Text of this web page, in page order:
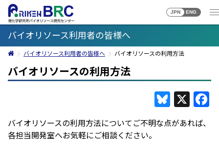
JPN ENG
バイオリソース利用者の皆様へ
バイオリソース利用者の皆様へ バイオリソースの利用方法
バイオリソースの利用方法
Bluesky
X
バイオリソースの利用方法についてご不明な点があれば、
各担当開発室へお気軽にご相談ください。